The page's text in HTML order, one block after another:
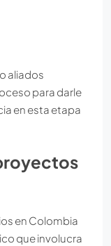
aliados
para darle
en esta etapa
en Colombia
que involucra